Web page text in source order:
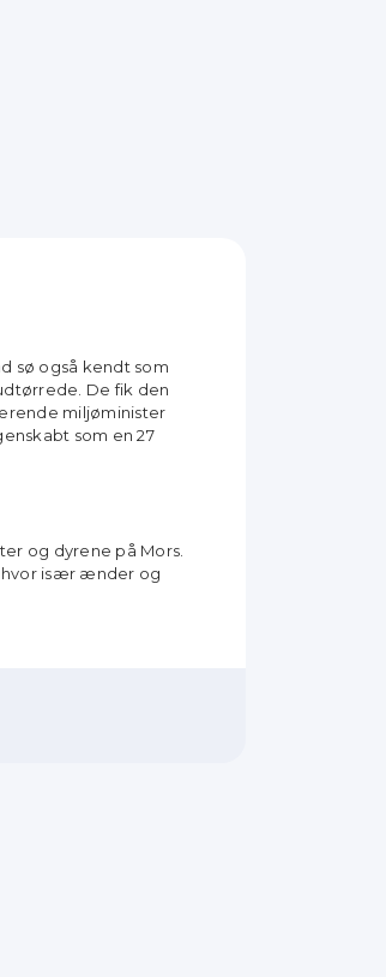
sø også kendt som
De fik den
miljøminister
som en 27
og dyrene på Mors.
hvor især ænder og